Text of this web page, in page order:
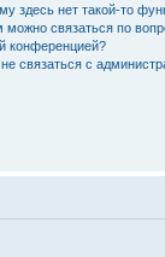
здесь нет такой-то
можно связаться по
конференцией?
связаться с